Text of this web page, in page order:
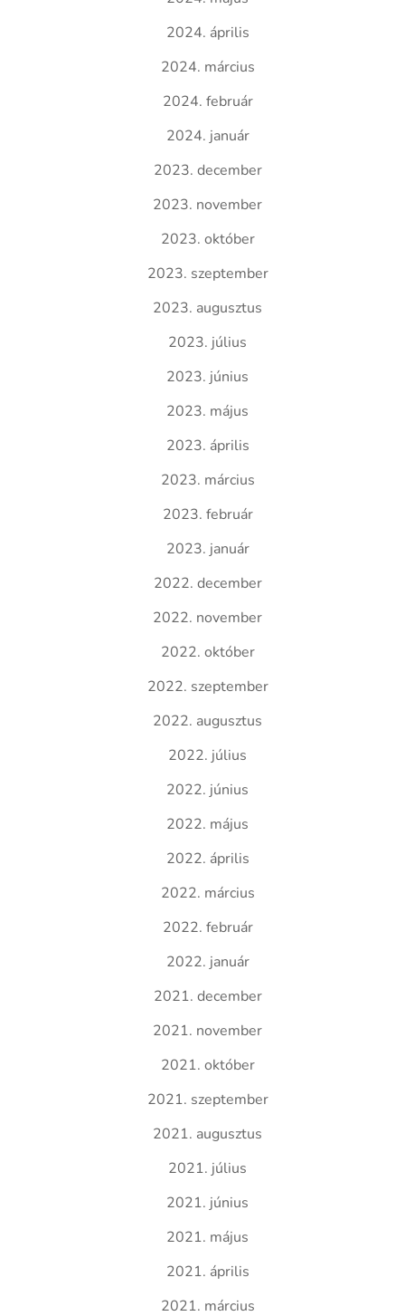
2024. április
2024. március
2024. február
2024. január
2023. december
2023. november
2023. október
2023. szeptember
2023. augusztus
2023. július
2023. június
2023. május
2023. április
2023. március
2023. február
2023. január
2022. december
2022. november
2022. október
2022. szeptember
2022. augusztus
2022. július
2022. június
2022. május
2022. április
2022. március
2022. február
2022. január
2021. december
2021. november
2021. október
2021. szeptember
2021. augusztus
2021. július
2021. június
2021. május
2021. április
2021. március